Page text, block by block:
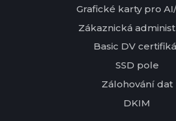
Grafické karty pro AI/
Zákaznická
Basic DV
SSD pole
Zálohování dat
DKIM